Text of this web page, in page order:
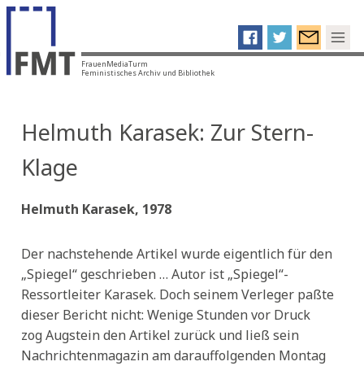
FrauenMediaTurm
Feministisches Archiv und Bibliothek
Helmuth Karasek: Zur Stern-
Klage
Helmuth Karasek, 1978
Der nachstehende Artikel wurde eigentlich für den
„Spiegel“ geschrieben … Autor ist „Spiegel“-
Ressortleiter Karasek. Doch seinem Verleger paßte
dieser Bericht nicht: Wenige Stunden vor Druck
zog Augstein den Artikel zurück und ließ sein
Nachrichtenmagazin am darauffolgenden Montag